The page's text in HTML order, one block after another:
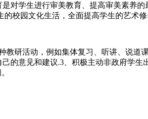
对学生进行审美教育、提高审美素养的
校园文化生活，全面提高学生的艺术修
教研活动，例如集体复习、听讲、说道
的意见和建议.3、积极主动非政府学生